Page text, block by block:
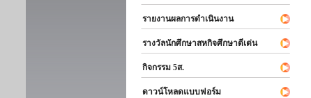
รายงานผลการดำเนินงาน
รางวัลนักศึกษาสหกิจศึกษาดีเด่น
กิจกรรม 5ส.
ดาวน์โหลดแบบฟอร์ม